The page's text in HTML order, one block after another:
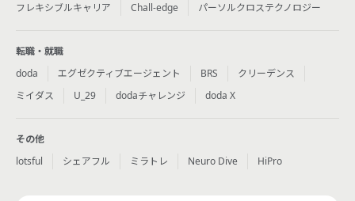
フレキシブルキャリア
Chall-edge パーソルクロステクノロジー
転職・就職
doda
エグゼクティブエージェント BRS
クリーデンス
ミイダス
U_29 dodaチャレンジ doda X
その他
lotsful
シェアフル ミラトレ Neuro Dive HiPro